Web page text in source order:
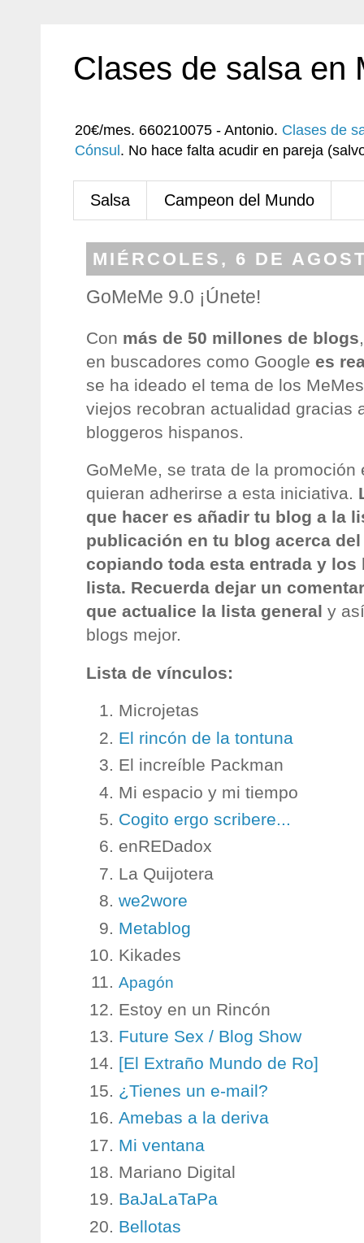
Clases de salsa en
20€/mes. 660210075 - Antonio. Clases de
Cónsul . No hace falta acudir en pareja
Salsa Campeon del Mundo
MIÉRCOLES, 6 DE
GoMeMe 9.0 ¡Únete!
Con más de 50 millones de blogs
en buscadores como Google es
se ha ideado el tema de los
viejos recobran actualidad gracias
bloggeros hispanos.
GoMeMe, se trata de la promoción
quieran adherirse a esta iniciativa.
que hacer es añadir tu blog a la
publicación en tu blog acerca del
copiando toda esta entrada y los
lista. Recuerda dejar un
que actualice la lista general y
blogs mejor.
Lista de vínculos:
Microjetas
El rincón de la tontuna
El increíble Packman
Mi espacio y mi tiempo
Cogito ergo scribere...
enREDadox
La Quijotera
we2wore
Metablog
Kikades
Apagón
Estoy en un Rincón
Future Sex / Blog Show
[El Extraño Mundo de Ro]
¿Tienes un e-mail?
Amebas a la deriva
Mi ventana
Mariano Digital
BaJaLaTaPa
Bellotas